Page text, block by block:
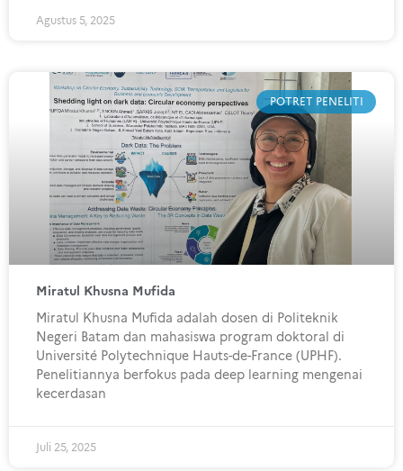
Agustus 5, 2025
POTRET PENELITI
Miratul Khusna Mufida
Miratul Khusna Mufida adalah dosen di Politeknik
Negeri Batam dan mahasiswa program doktoral di
Université Polytechnique Hauts-de-France (UPHF).
Penelitiannya berfokus pada deep learning mengenai
kecerdasan
Juli 25, 2025